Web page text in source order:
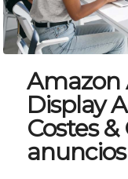
Amazon
Display
Costes &
anuncios